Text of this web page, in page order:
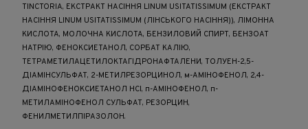
TINCTORIA, ЕКСТРАКТ НАСІННЯ LINUM USITATISSIMUM (ЕКСТРАКТ
НАСІННЯ LINUM USITATISSIMUM (ЛІНСЬКОГО НАСІННЯ)), ЛІМОННА
КИСЛОТА, МОЛОЧНА КИСЛОТА, БЕНЗИЛОВИЙ СПИРТ, БЕНЗОАТ
НАТРІЮ, ФЕНОКСИЕТАНОЛ, СОРБАТ КАЛІЮ,
ТЕТРАМЕТИЛАЦЕТИЛОКТАГІДРОНАФТАЛЕНИ, ТОЛУЕН-2,5-
ДІАМІНСУЛЬФАТ, 2-МЕТИЛРЕЗОРЦИНОЛ, м-АМІНОФЕНОЛ, 2,4-
ДІАМІНОФЕНОКСИЕТАНОЛ HCl, п-АМІНОФЕНОЛ, п-
МЕТИЛАМІНОФЕНОЛ СУЛЬФАТ, РЕЗОРЦИН,
ФЕНИЛМЕТИЛПІРАЗОЛОН.